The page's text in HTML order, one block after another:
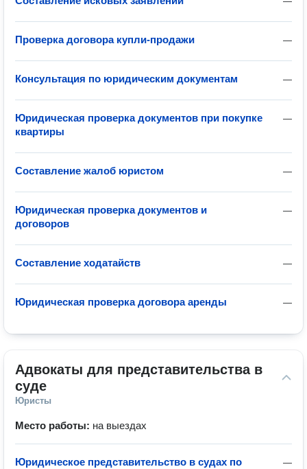
—
Проверка договора купли-продажи
—
Консультация по юридическим документам
—
Юридическая проверка документов при покупке
квартиры
—
Составление жалоб юристом
—
Юридическая проверка документов и
договоров
—
Составление ходатайств
—
Юридическая проверка договора аренды
Адвокаты для представительства в
суде
Юристы
Место работы: на выездах
—
Юридическое представительство в судах по